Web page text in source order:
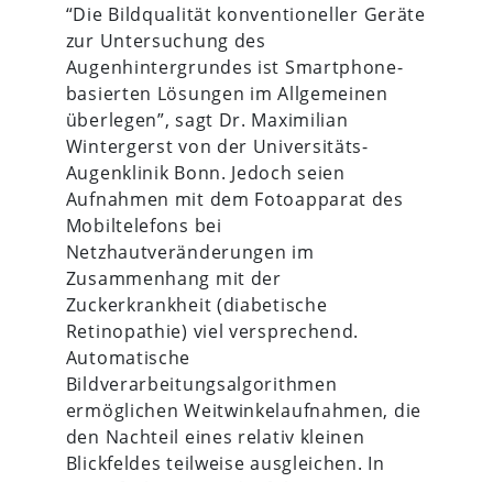
“Die Bildqualität konventioneller Geräte
zur Untersuchung des
Augenhintergrundes ist Smartphone-
basierten Lösungen im Allgemeinen
überlegen”, sagt Dr. Maximilian
Wintergerst von der Universitäts-
Augenklinik Bonn. Jedoch seien
Aufnahmen mit dem Fotoapparat des
Mobiltelefons bei
Netzhautveränderungen im
Zusammenhang mit der
Zuckerkrankheit (diabetische
Retinopathie) viel versprechend.
Automatische
Bildverarbeitungsalgorithmen
ermöglichen Weitwinkelaufnahmen, die
den Nachteil eines relativ kleinen
Blickfeldes teilweise ausgleichen. In